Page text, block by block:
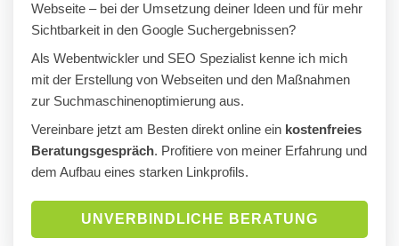
Webseite – bei der Umsetzung deiner Ideen und für mehr
Sichtbarkeit in den Google Suchergebnissen?
Als Webentwickler und SEO Spezialist kenne ich mich
mit der Erstellung von Webseiten und den Maßnahmen
zur Suchmaschinenoptimierung aus.
Vereinbare jetzt am Besten direkt online ein kostenfreies
Beratungsgespräch. Profitiere von meiner Erfahrung und
dem Aufbau eines starken Linkprofils.
UNVERBINDLICHE BERATUNG